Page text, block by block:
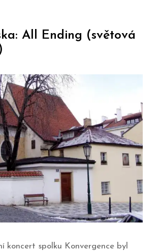
All Ending (světová
koncert spolku Konvergence byl